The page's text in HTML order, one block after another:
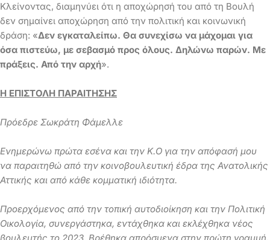
Κλείνοντας, διαμηνύει ότι η αποχώρησή του από τη Βουλή
δεν σημαίνει αποχώρηση από την πολιτική και κοινωνική
δράση: «Δεν εγκαταλείπω. Θα συνεχίσω να μάχομαι για
όσα πιστεύω, με σεβασμό προς όλους. Δηλώνω παρών. Με
πράξεις. Από την αρχή».
Η ΕΠΙΣΤΟΛΗ ΠΑΡΑΙΤΗΣΗΣ
Πρόεδρε Σωκράτη Φάμελλε
Ενημερώνω πρώτα εσένα και την Κ.Ο για την απόφασή μου
να παραιτηθώ από την κοινοβουλευτική έδρα της Ανατολικής
Αττικής και από κάθε κομματική ιδιότητα.
Προερχόμενος από την τοπική αυτοδιοίκηση και την Πολιτική
Οικολογία, συνεργάστηκα, εντάχθηκα και εκλέχθηκα νέος